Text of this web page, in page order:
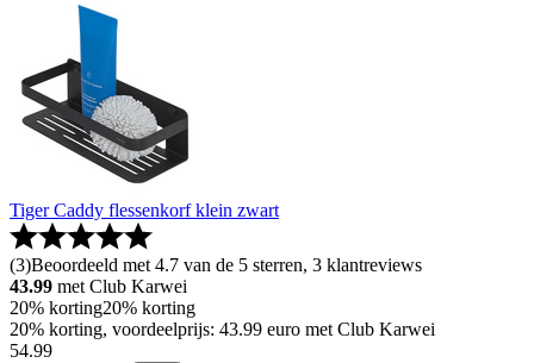
Tiger Caddy flessenkorf klein zwart
(3)Beoordeeld met 4.7 van de 5 sterren, 3 klantreviews
43.99 met Club Karwei
20% korting20% korting
20% korting, voordeelprijs: 43.99 euro met Club Karwei
54.99